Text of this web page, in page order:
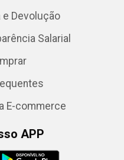
e Devolução
Salarial
E-commerce
APP